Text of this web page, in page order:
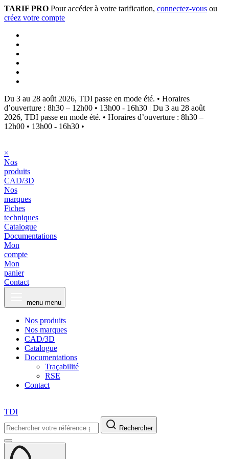
TARIF PRO Pour accéder à votre tarification, connectez-vous ou
créez votre compte
Du 3 au 28 août 2026, TDI passe en mode été. • Horaires
d’ouverture : 8h30 – 12h00 • 13h00 - 16h30 | Du 3 au 28 août
2026, TDI passe en mode été. • Horaires d’ouverture : 8h30 –
12h00 • 13h00 - 16h30 •
×
Nos
produits
CAD/3D
Nos
marques
Fiches
techniques
Catalogue
Documentations
Mon
compte
Mon
panier
Contact
menu menu
Nos produits
Nos marques
CAD/3D
Catalogue
Documentations
Traçabilité
RSE
Contact
TDI
Rechercher